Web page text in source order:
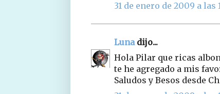
31 de enero de 2009 a las
Lunadijo...
Hola Pilar que ricas
te he agregado a mis
Saludos y Besos desde